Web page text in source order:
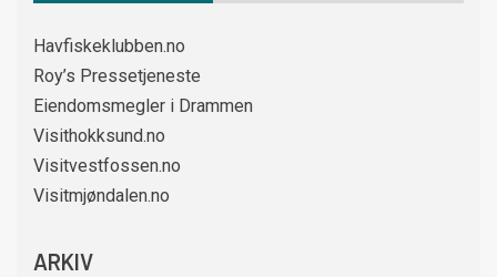
Havfiskeklubben.no
Roy’s Pressetjeneste
Eiendomsmegler i Drammen
Visithokksund.no
Visitvestfossen.no
Visitmjøndalen.no
ARKIV